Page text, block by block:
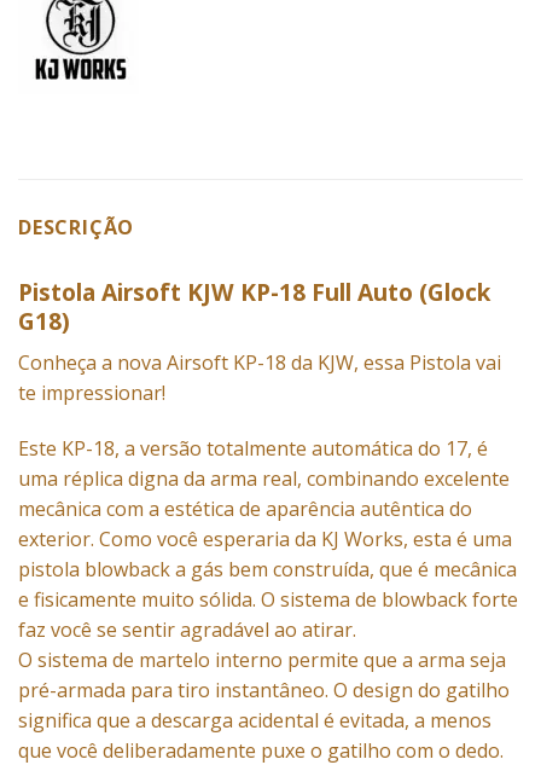
DESCRIÇÃO
Pistola Airsoft KJW KP-18 Full Auto (Glock
G18)
Conheça a nova Airsoft KP-18 da KJW, essa Pistola vai
te impressionar!
Este KP-18, a versão totalmente automática do 17, é
uma réplica digna da arma real, combinando excelente
mecânica com a estética de aparência autêntica do
exterior. Como você esperaria da KJ Works, esta é uma
pistola blowback a gás bem construída, que é mecânica
e fisicamente muito sólida. O sistema de blowback forte
faz você se sentir agradável ao atirar.
O sistema de martelo interno permite que a arma seja
pré-armada para tiro instantâneo. O design do gatilho
significa que a descarga acidental é evitada, a menos
que você deliberadamente puxe o gatilho com o dedo.